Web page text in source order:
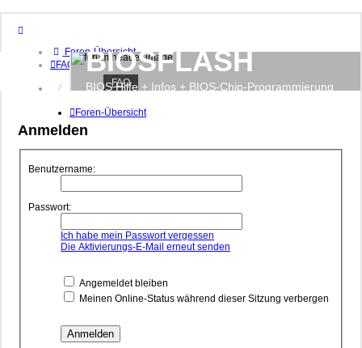
Foren-Übersicht
FAQ
Anmelden
BIOSFLASH
BIOS Hilfe + Infos + BIOS-Chip-Programmierung
FAQ
Foren-Übersicht
Anmelden
Benutzername:
Passwort:
Ich habe mein Passwort vergessen
Die Aktivierungs-E-Mail erneut senden
Angemeldet bleiben
Meinen Online-Status während dieser Sitzung verbergen